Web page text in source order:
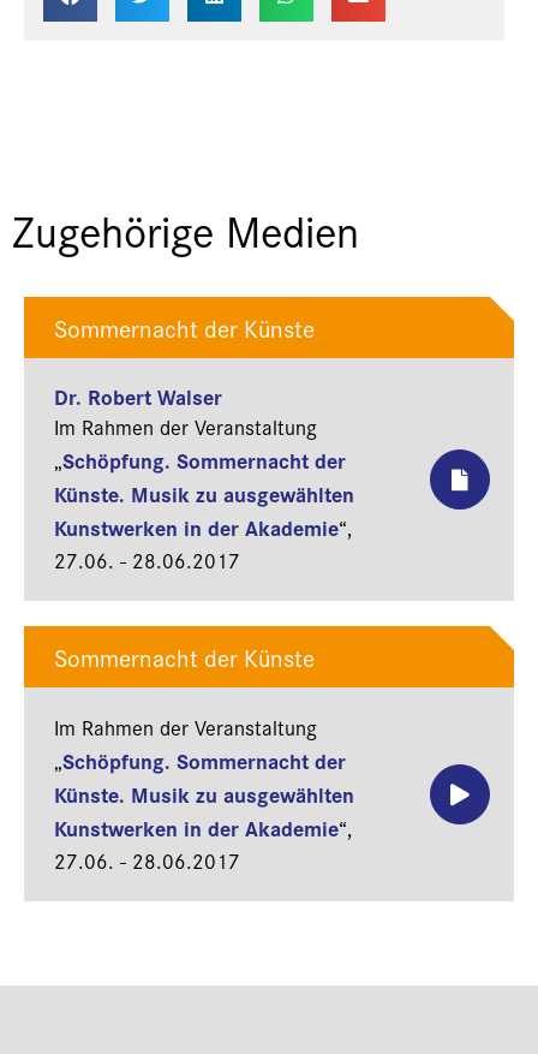
Zugehörige Medien
Sommernacht der Künste
Dr. Robert Walser
Im Rahmen der Veranstaltung
„Schöpfung. Sommernacht der
Künste. Musik zu ausgewählten
Kunstwerken in der Akademie“,
27.06. - 28.06.2017
Sommernacht der Künste
Im Rahmen der Veranstaltung
„Schöpfung. Sommernacht der
Künste. Musik zu ausgewählten
Kunstwerken in der Akademie“,
27.06. - 28.06.2017